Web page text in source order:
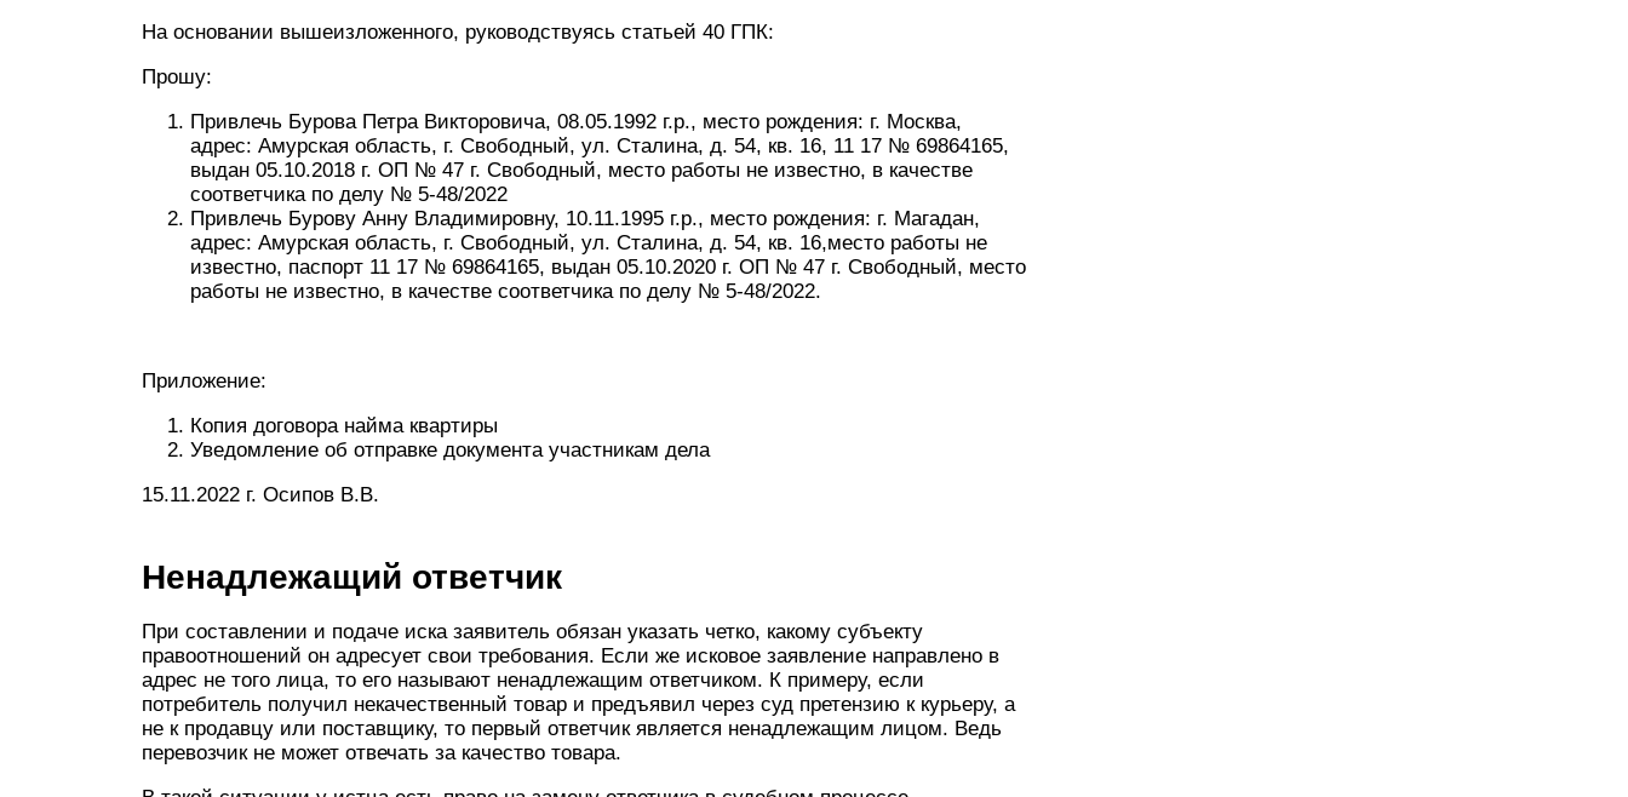
На основании вышеизложенного, руководствуясь статьей 40 ГПК:
Прошу:
Привлечь Бурова Петра Викторовича, 08.05.1992 г.р., место рождения: г. Москва,
адрес: Амурская область, г. Свободный, ул. Сталина, д. 54, кв. 16, 11 17 № 69864165,
выдан 05.10.2018 г. ОП № 47 г. Свободный, место работы не известно, в качестве
соответчика по делу № 5-48/2022
Привлечь Бурову Анну Владимировну, 10.11.1995 г.р., место рождения: г. Магадан,
адрес: Амурская область, г. Свободный, ул. Сталина, д. 54, кв. 16,место работы не
известно, паспорт 11 17 № 69864165, выдан 05.10.2020 г. ОП № 47 г. Свободный, место
работы не известно, в качестве соответчика по делу № 5-48/2022.
Приложение:
Копия договора найма квартиры
Уведомление об отправке документа участникам дела
15.11.2022 г. Осипов В.В.
Ненадлежащий ответчик
При составлении и подаче иска заявитель обязан указать четко, какому субъекту
правоотношений он адресует свои требования. Если же исковое заявление направлено в
адрес не того лица, то его называют ненадлежащим ответчиком. К примеру, если
потребитель получил некачественный товар и предъявил через суд претензию к курьеру, а
не к продавцу или поставщику, то первый ответчик является ненадлежащим лицом. Ведь
перевозчик не может отвечать за качество товара.